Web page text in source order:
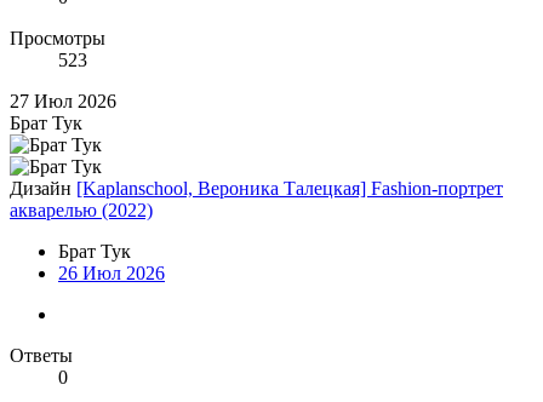
Просмотры
523
27 Июл 2026
Брат Тук
Дизайн [Kaplanschool, Вероника Талецкая] Fashion-портрет
акварелью (2022)
Брат Тук
26 Июл 2026
Ответы
0